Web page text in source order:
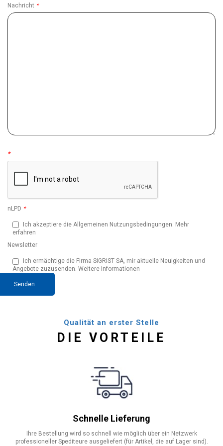
L'espace Bureautique
Paradeplatz / Poststrasse 10 8001 Zürich, CH-ZH 043 443 77 00
Markwalder & Co AG
Kornhausstrasse 5 9001 St-Gallen, CH-SG 071 228 59 31
Viale Portone 23 6517 Arbedo, CH-TI 091 825 37 64
Rue du Seyon 24a 2000 Neuchâtel, CH-NE 032 725 10 74
Rue de la Corraterie 10 1204 Genève, CH-GE 022 817 05 55
Papeterie Daniel Campiche Sàrl
Papeterie dAubonne
Place de l'Ancienne Gare 1 1170 Aubonne, CH-VD 021 808 58 88
Nachricht *
*
nLPD *
Ich akzeptiere die Allgemeinen Nutzungsbedingungen. Mehr
erfahren
Newsletter
Ich ermächtige die Firma SIGRIST SA, mir aktuelle Neuigkeiten und
Angebote zuzusenden. Weitere Informationen
Senden
Qualität an erster Stelle
DIE VORTEILE
Schnelle Lieferung
Ihre Bestellung wird so schnell wie möglich über ein Netzwerk
professioneller Spediteure ausgeliefert (für Artikel, die auf Lager sind).